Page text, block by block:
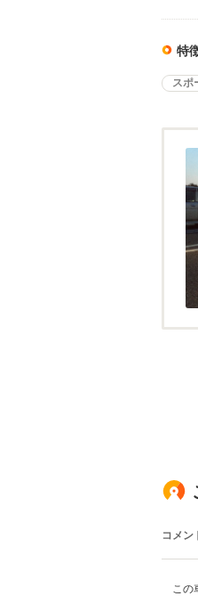
特
スポ
コメン
この